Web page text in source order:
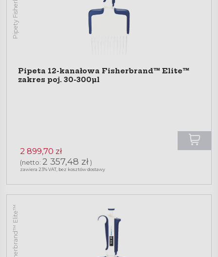
Pipeta 12-kanałowa Fisherbrand™ Elite™
zakres poj. 30-300µl
2 899,70 zł
(netto: 2 357,48 zł)
zawiera 23% VAT, bez kosztów dostawy